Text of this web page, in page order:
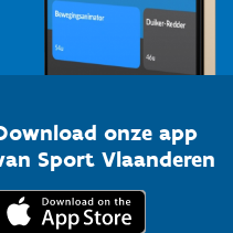
onze app
Sport Vlaanderen